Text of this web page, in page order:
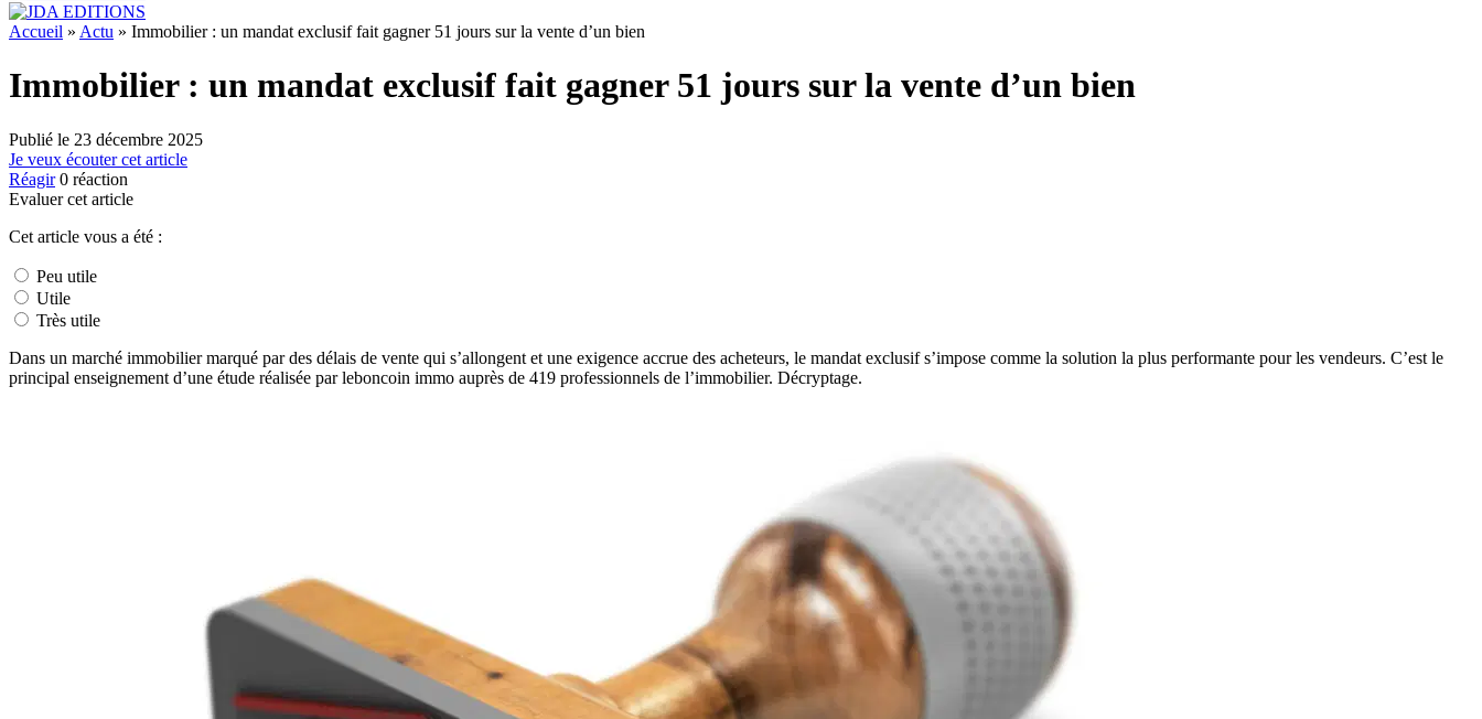
Accueil » Actu » Immobilier : un mandat exclusif fait gagner 51 jours sur la vente d’un bien
Immobilier : un mandat exclusif fait gagner 51 jours sur la vente d’un bien
Publié le 23 décembre 2025
Je veux écouter cet article
Réagir 0 réaction
Evaluer cet article
Cet article vous a été :
Peu utile
Utile
Très utile
Dans un marché immobilier marqué par des délais de vente qui s’allongent et une exigence accrue des acheteurs, le mandat exclusif s’impose comme la solution la plus performante pour les vendeurs. C’est le
principal enseignement d’une étude réalisée par leboncoin immo auprès de 419 professionnels de l’immobilier. Décryptage.